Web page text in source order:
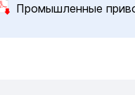
Промышленные